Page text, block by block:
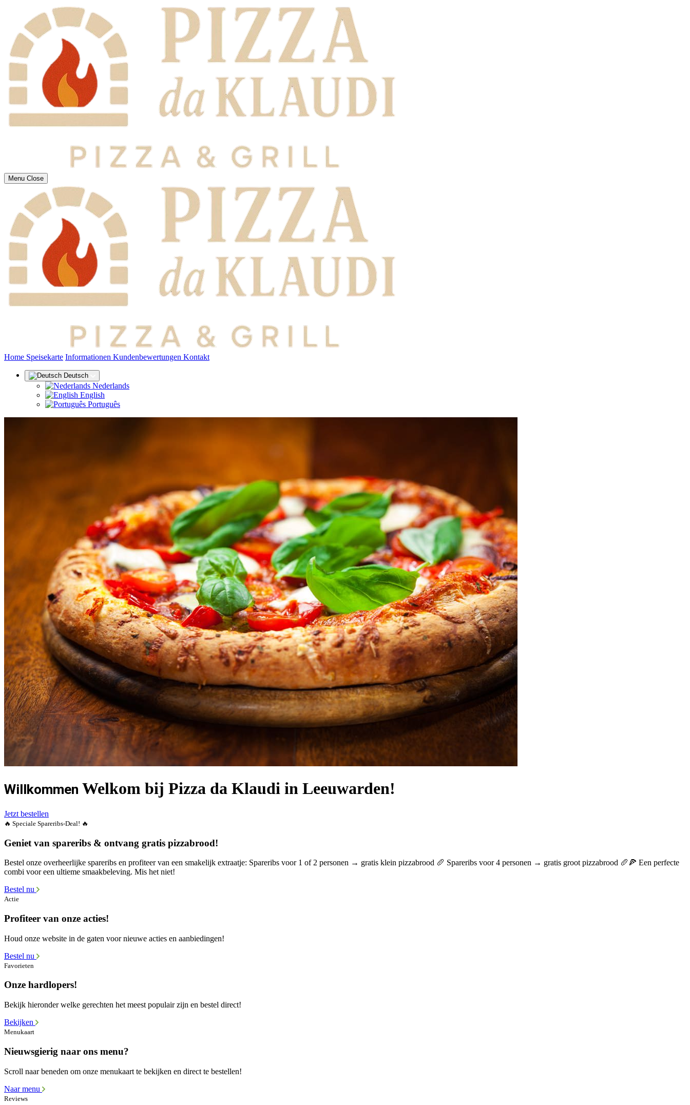
Menu Close
Home (aktuell)
Speisekarte Informationen Kundenbewertungen Kontakt
Deutsch
Nederlands
English
Português
Willkommen Welkom bij Pizza da Klaudi in Leeuwarden!
Jetzt bestellen
🔥 Speciale Spareribs-Deal! 🔥
Geniet van spareribs & ontvang gratis pizzabrood!
Bestel onze overheerlijke spareribs en profiteer van een smakelijk extraatje: Spareribs voor 1 of 2 personen → gratis klein pizzabrood 🥖 Spareribs voor 4 personen → gratis groot pizzabrood 🥖🍕 Een perfecte
combi voor een ultieme smaakbeleving. Mis het niet!
Bestel nu
Actie
Profiteer van onze acties!
Houd onze website in de gaten voor nieuwe acties en aanbiedingen!
Bestel nu
Favorieten
Onze hardlopers!
Bekijk hieronder welke gerechten het meest populair zijn en bestel direct!
Bekijken
Menukaart
Nieuwsgierig naar ons menu?
Scroll naar beneden om onze menukaart te bekijken en direct te bestellen!
Naar menu
Reviews